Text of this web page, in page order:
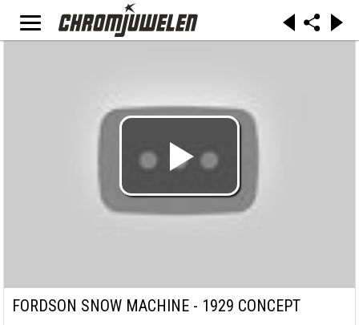
FORDSON SNOW MACHINE - 1929 CONCEPT